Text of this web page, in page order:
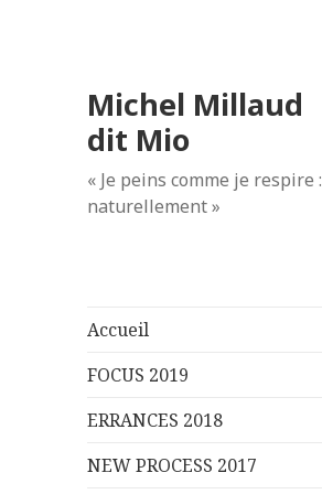
Michel Millaud
dit Mio
« Je peins comme je respire :
naturellement »
Accueil
FOCUS 2019
ERRANCES 2018
NEW PROCESS 2017